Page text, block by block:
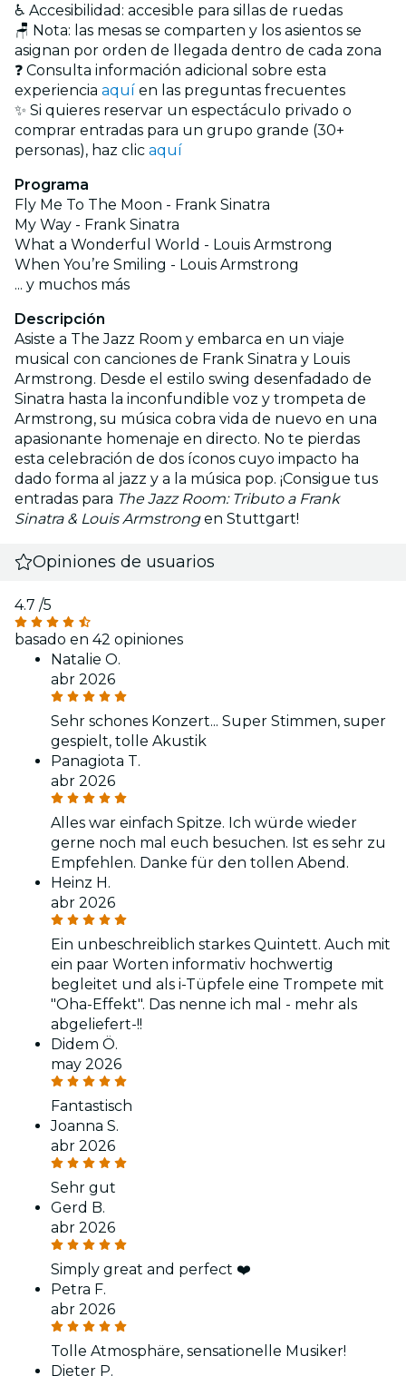
♿ Accesibilidad: accesible para sillas de ruedas
🪑 Nota: las mesas se comparten y los asientos se
asignan por orden de llegada dentro de cada zona
❓ Consulta información adicional sobre esta
experiencia aquí en las preguntas frecuentes
✨ Si quieres reservar un espectáculo privado o
comprar entradas para un grupo grande (30+
personas), haz clic aquí
Programa
Fly Me To The Moon - Frank Sinatra
My Way - Frank Sinatra
What a Wonderful World - Louis Armstrong
When You’re Smiling - Louis Armstrong
... y muchos más
Descripción
Asiste a The Jazz Room y embarca en un viaje
musical con canciones de Frank Sinatra y Louis
Armstrong. Desde el estilo swing desenfadado de
Sinatra hasta la inconfundible voz y trompeta de
Armstrong, su música cobra vida de nuevo en una
apasionante homenaje en directo. No te pierdas
esta celebración de dos íconos cuyo impacto ha
dado forma al jazz y a la música pop. ¡Consigue tus
entradas para The Jazz Room: Tributo a Frank
Sinatra & Louis Armstrongen Stuttgart!
Opiniones de usuarios
4.7 /5
basado en 42 opiniones
Natalie O.
abr 2026
Sehr schones Konzert... Super Stimmen, super
gespielt, tolle Akustik
Panagiota T.
abr 2026
Alles war einfach Spitze. Ich würde wieder
gerne noch mal euch besuchen. Ist es sehr zu
Empfehlen. Danke für den tollen Abend.
Heinz H.
abr 2026
Ein unbeschreiblich starkes Quintett. Auch mit
ein paar Worten informativ hochwertig
begleitet und als i-Tüpfele eine Trompete mit
"Oha-Effekt". Das nenne ich mal - mehr als
abgeliefert-!!
Didem Ö.
may 2026
Fantastisch
Joanna S.
abr 2026
Sehr gut
Gerd B.
abr 2026
Simply great and perfect ❤️
Petra F.
abr 2026
Tolle Atmosphäre, sensationelle Musiker!
Dieter P.